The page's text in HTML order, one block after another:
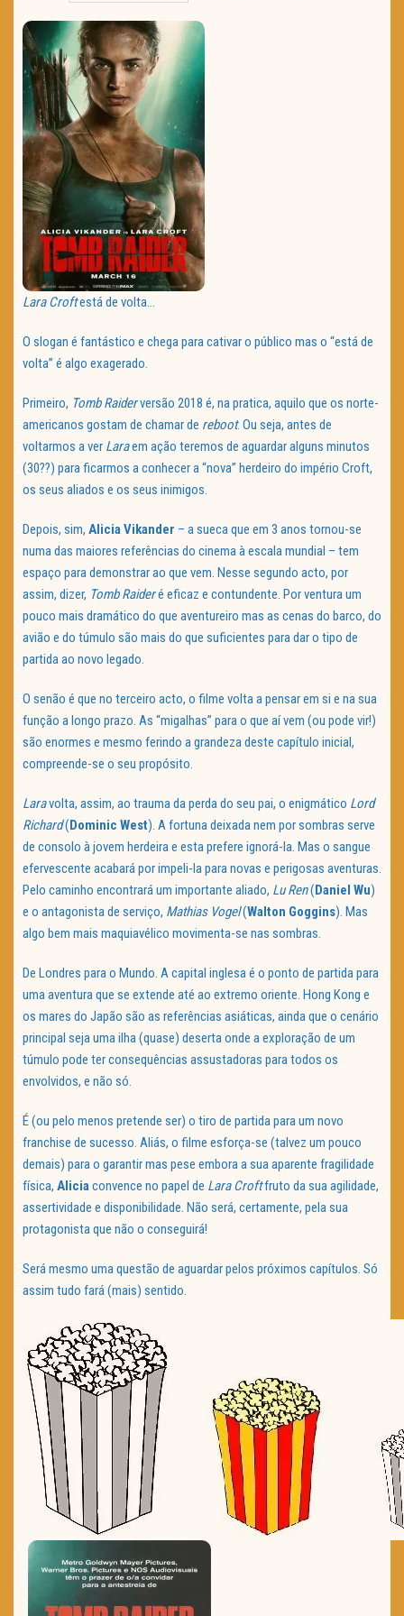
TRAILER DO DIA
Política de Privacidade
Lara Croftestá de volta…
O slogan é fantástico e chega para cativar o público mas o “está de
volta” é algo exagerado.
Primeiro, Tomb Raiderversão 2018 é, na pratica, aquilo que os norte-
americanos gostam de chamar de reboot. Ou seja, antes de
voltarmos a ver Laraem ação teremos de aguardar alguns minutos
(30??) para ficarmos a conhecer a “nova” herdeiro do império Croft,
os seus aliados e os seus inimigos.
Depois, sim, Alicia Vikander – a sueca que em 3 anos tornou-se
numa das maiores referências do cinema à escala mundial – tem
espaço para demonstrar ao que vem. Nesse segundo acto, por
assim, dizer, Tomb Raideré eficaz e contundente. Por ventura um
pouco mais dramático do que aventureiro mas as cenas do barco, do
avião e do túmulo são mais do que suficientes para dar o tipo de
partida ao novo legado.
O senão é que no terceiro acto, o filme volta a pensar em si e na sua
função a longo prazo. As “migalhas” para o que aí vem (ou pode vir!)
são enormes e mesmo ferindo a grandeza deste capítulo inicial,
compreende-se o seu propósito.
Laravolta, assim, ao trauma da perda do seu pai, o enigmático Lord
Richard(Dominic West). A fortuna deixada nem por sombras serve
de consolo à jovem herdeira e esta prefere ignorá-la. Mas o sangue
efervescente acabará por impeli-la para novas e perigosas aventuras.
Pelo caminho encontrará um importante aliado, Lu Ren(Daniel Wu)
e o antagonista de serviço, Mathias Vogel(Walton Goggins). Mas
algo bem mais maquiavélico movimenta-se nas sombras.
De Londres para o Mundo. A capital inglesa é o ponto de partida para
uma aventura que se extende até ao extremo oriente. Hong Kong e
os mares do Japão são as referências asiáticas, ainda que o cenário
principal seja uma ilha (quase) deserta onde a exploração de um
túmulo pode ter consequências assustadoras para todos os
envolvidos, e não só.
É (ou pelo menos pretende ser) o tiro de partida para um novo
franchise de sucesso. Aliás, o filme esforça-se (talvez um pouco
demais) para o garantir mas pese embora a sua aparente fragilidade
física, Aliciaconvence no papel de Lara Croftfruto da sua agilidade,
assertividade e disponibilidade. Não será, certamente, pela sua
protagonista que não o conseguirá!
Será mesmo uma questão de aguardar pelos próximos capítulos. Só
assim tudo fará (mais) sentido.